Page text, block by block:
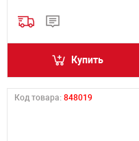
Купить
Код товара: 848019